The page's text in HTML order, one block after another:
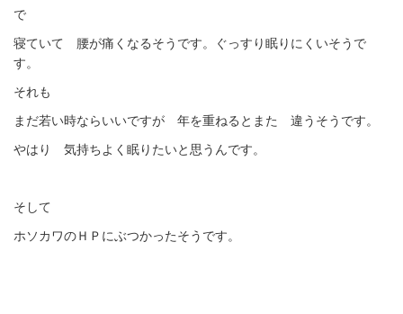
で
寝ていて 腰が痛くなるそうです。ぐっすり眠りにくいそうで
す。
それも
まだ若い時ならいいですが 年を重ねるとまた 違うそうです。
やはり 気持ちよく眠りたいと思うんです。
そして
ホソカワのＨＰにぶつかったそうです。